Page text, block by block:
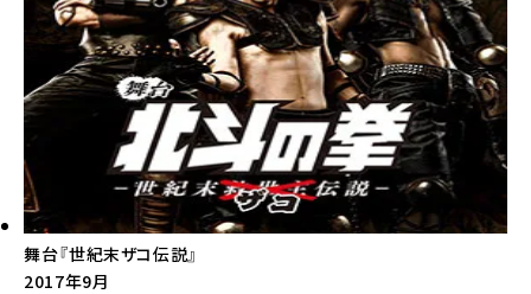
舞台『世紀末ザコ伝説』
2017年9月